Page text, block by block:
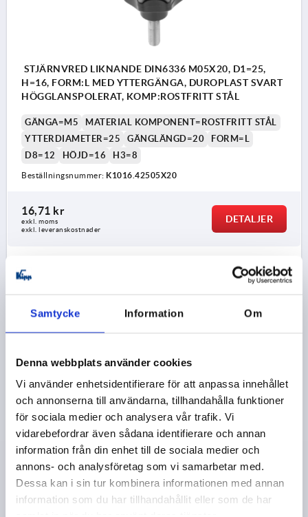
Samtycke Information Om
Denna webbplats använder cookies
Vi använder enhetsidentifierare för att anpassa innehållet
och annonserna till användarna, tillhandahålla funktioner
för sociala medier och analysera vår trafik. Vi
vidarebefordrar även sådana identifierare och annan
information från din enhet till de sociala medier och
annons- och analysföretag som vi samarbetar med.
Dessa kan i sin tur kombinera informationen med annan
information som du har tillhandahållit eller som de har
STJÄRNVRED LIKNANDE DIN6336 M05X20, D1=25,
H=16, FORM:L MED YTTERGÄNGA, DUROPLAST SVART
HÖGGLANSPOLERAT, KOMP:ROSTFRITT STÅL
GÄNGA=M5
MATERIAL KOMPONENT=ROSTFRITT STÅL
YTTERDIAMETER=25
GÄNGLÄNGD=20
FORM=L
D8=12
HÖJD=16 H3=8
Beställningsnummer: K1016.42505X20
16,71 kr
exkl. moms
exkl. leveranskostnader
DETALJER
K1016
STJÄRNVRED LIKNANDE DIN6336 D=M10, D1=50,
H=32, FORM:K MED GÄNGAD BUSSNING, DUROPLAST
SVART HÖGGLANSPOLERAT, KOMP:ROSTFRITT STÅL
GÄNGA=M10
MATERIAL KOMPONENT=ROSTFRITT STÅL
YTTERDIAMETER=50
FORM=K D8=22
HÖJD=32
H3=17